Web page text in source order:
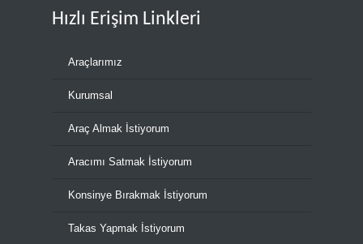
Hızlı Erişim Linkleri
Araçlarımız
Kurumsal
Araç Almak İstiyorum
Aracımı Satmak İstiyorum
Konsinye Bırakmak İstiyorum
Takas Yapmak İstiyorum